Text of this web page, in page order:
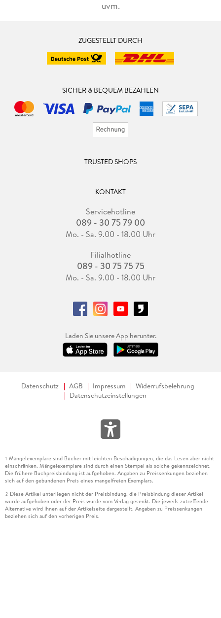
uvm.
ZUGESTELLT DURCH
SICHER & BEQUEM BEZAHLEN
TRUSTED SHOPS
KONTAKT
Servicehotline
089 - 30 75 79 00
Mo. - Sa. 9.00 - 18.00 Uhr
Filialhotline
089 - 30 75 75 75
Mo. - Sa. 9.00 - 18.00 Uhr
Laden Sie unsere App herunter.
Datenschutz AGB Impressum
Widerrufsbelehrung
Datenschutzeinstellungen
1 Mängelexemplare sind Bücher mit leichten Beschädigungen, die das Lesen aber nicht
einschränken. Mängelexemplare sind durch einen Stempel als solche gekennzeichnet.
Die frühere Buchpreisbindung ist aufgehoben. Angaben zu Preissenkungen beziehen
sich auf den gebundenen Preis eines mangelfreien Exemplars.
2 Diese Artikel unterliegen nicht der Preisbindung, die Preisbindung dieser Artikel
wurde aufgehoben oder der Preis wurde vom Verlag gesenkt. Die jeweils zutreffende
Alternative wird Ihnen auf der Artikelseite dargestellt. Angaben zu Preissenkungen
beziehen sich auf den vorherigen Preis.